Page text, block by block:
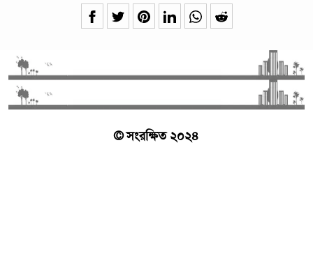
© সংরক্ষিত ২০২৪